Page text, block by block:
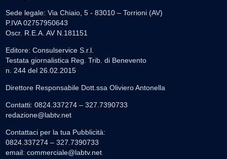
Sede legale: Via Chiaio, 5 - 83010 – Torrioni (AV)
P.IVA 02757950643
Oscr. R.E.A. AV N.181151
Editore: Consulservice S.r.l.
Testata giornalistica Reg. Trib. di Benevento
n. 244 del 26.02.2015
Direttore Responsabile Dott.ssa Oliviero Antonella
Contatti: 0824.337274 – 327.7390733
redazione@labtv.net
Contattaci per la tua Pubblicità:
0824.337274 – 327.7390733
email: commerciale@labtv.net